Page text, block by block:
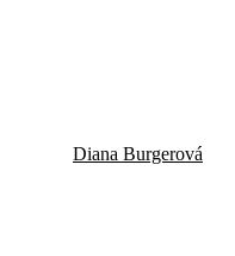
Diana Burgerová